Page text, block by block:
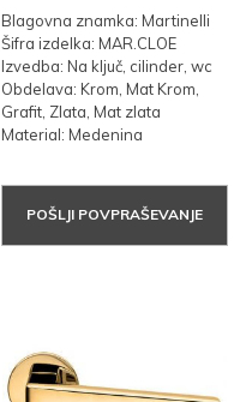
Blagovna znamka: Martinelli
Šifra izdelka: MAR.CLOE
Izvedba: Na ključ, cilinder, wc
Obdelava: Krom, Mat Krom,
Grafit, Zlata, Mat zlata
Material: Medenina
POŠLJI POVPRAŠEVANJE